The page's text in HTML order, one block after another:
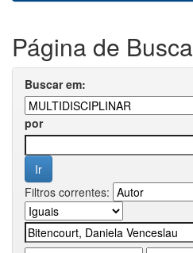
Página de Busca
Buscar em:
por
Filtros correntes: